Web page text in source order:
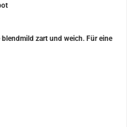
zart und weich. Für eine